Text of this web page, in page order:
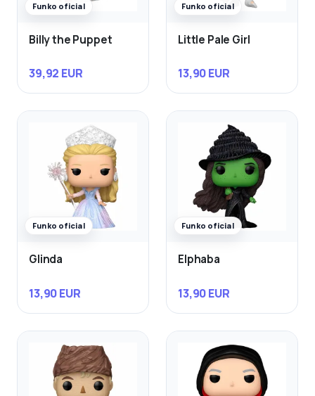
Funko oficial
Billy the Puppet
39,92 EUR
Funko oficial
Little Pale Girl
13,90 EUR
Funko oficial
Glinda
13,90 EUR
Funko oficial
Elphaba
13,90 EUR